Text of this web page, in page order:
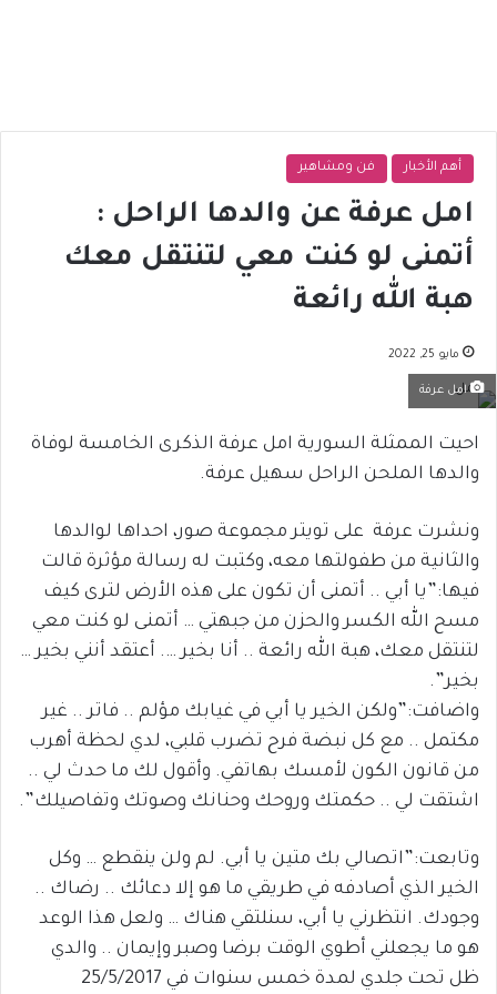
أهم الأخبار فن ومشاهير
امل عرفة عن والدها الراحل :
أتمنى لو كنت معي لتنتقل معك
هبة الله رائعة
مايو 25, 2022
امل عرفة
احيت الممثلة السورية امل عرفة الذكرى الخامسة لوفاة
والدها الملحن الراحل سهيل عرفة.
ونشرت عرفة على تويتر مجموعة صور، احداها لوالدها
والثانية من طفولتها معه، وكتبت له رسالة مؤثرة قالت
فيها:”يا أبي .. أتمنى أن تكون على هذه الأرض لترى كيف
مسح الله الكسر والحزن من جبهتي … أتمنى لو كنت معي
لتنتقل معك، هبة الله رائعة .. أنا بخير …. أعتقد أنني بخير …
بخير”.
واضافت:”ولكن الخير يا أبي في غيابك مؤلم .. فاتر .. غير
مكتمل .. مع كل نبضة فرح تضرب قلبي، لدي لحظة أهرب
من قانون الكون لأمسك بهاتفي. وأقول لك ما حدث لي ..
اشتقت لي .. حكمتك وروحك وحنانك وصوتك وتفاصيلك”.
وتابعت:”اتصالي بك متين يا أبي. لم ولن ينقطع … وكل
الخير الذي أصادفه في طريقي ما هو إلا دعائك .. رضاك ..
وجودك. انتظرني يا أبي، سنلتقي هناك … ولعل هذا الوعد
هو ما يجعلني أطوي الوقت برضا وصبر وإيمان .. والدي
ظل تحت جلدي لمدة خمس سنوات في 25/5/2017